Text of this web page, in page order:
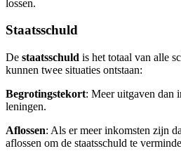
lossen.
Staatsschuld
De staatsschuld is het totaal van alle
kunnen twee situaties ontstaan:
Begrotingstekort: Meer uitgaven dan
leningen.
Aflossen: Als er meer inkomsten zijn
aflossen om de staatsschuld te